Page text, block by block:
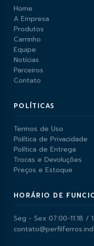
Home
A Empresa
Produtos
Carrinho
Equipe
Notícias
Parceiros
Contato
POLÍTICAS
Termos de Uso
Política de Privacidade
Política de Entrega
Trocas e Devoluções
Preços e Estoque
HORÁRIO DE
Seg - Sex 07:00-11:18 /